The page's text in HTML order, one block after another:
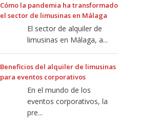
Cómo la pandemia ha transformado
el sector de limusinas en Málaga
El sector de alquiler de
limusinas en Málaga, a...
Beneficios del alquiler de limusinas
para eventos corporativos
En el mundo de los
eventos corporativos, la
pre...